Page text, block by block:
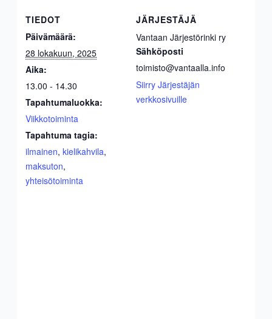
TIEDOT
Päivämäärä:
28 lokakuun, 2025
Aika:
13.00 - 14.30
Tapahtumaluokka:
Viikkotoiminta
Tapahtuma tagia:
ilmainen,kielikahvila,
maksuton,
yhteisötoiminta
JÄRJESTÄJÄ
Vantaan Järjestörinki ry
Sähköposti
toimisto@vantaalla.info
Siirry Järjestäjän
verkkosivuille